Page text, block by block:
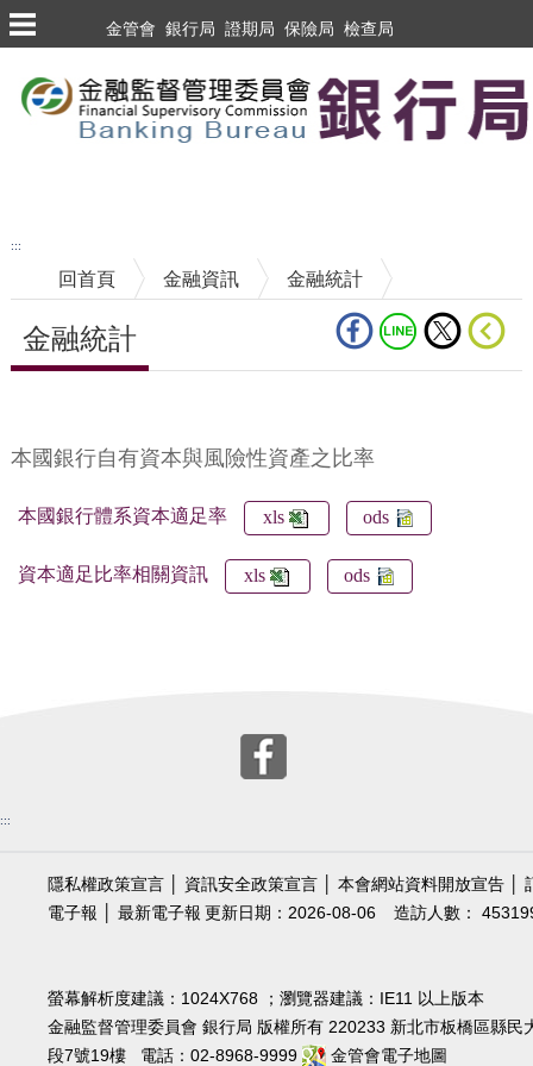
跳到主要內容區塊
金管會 銀行局 證期局 保險局 檢查局
:::
回首頁 金融資訊 金融統計
金融統計
本國銀行自有資本與風險性資產之比率
本國銀行體系資本適足率 xls ods
資本適足比率相關資訊 xls ods
:::
隱私權政策宣言 資訊安全政策宣言 本會網站資料開放宣告
電子報
最新電子報 造訪人數：
更新日期：2026-08-06
螢幕解析度建議：1024X768 ；瀏覽器建議：IE11 以上版本
金融監督管理委員會 銀行局 版權所有 220233 新北市板橋區縣民
段7號19樓 電話：02-8968-9999
金管會電子地圖